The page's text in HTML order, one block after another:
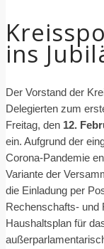
ins
Der Vorstand der
Delegierten zum
Freitag, den 12.
ein. Aufgrund der
Corona-Pandemie
Variante der
die Einladung per
Rechenschafts- und
Haushaltsplan für